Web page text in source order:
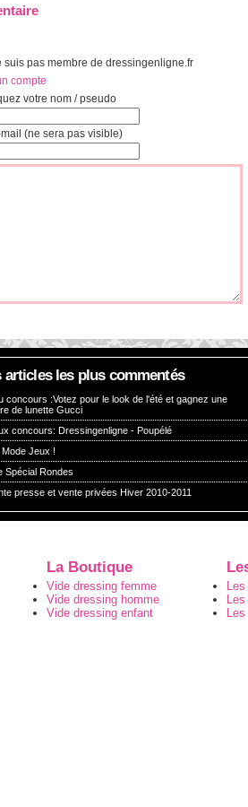
suis pas membre de dressingenligne.fr
compte
votre nom / pseudo
(ne sera pas visible)
articles les plus commentés
concours :Votez pour le look de l'été et gagnez une
de lunette Gucci
concours: Dressingenligne - Poupélé
Mode Jeux !
Spécial Rondes
presse et vente privées Hiver 2010-2011
La Boutique
Vide dressing femme
Vide dressing homme
Vide dressing enfant